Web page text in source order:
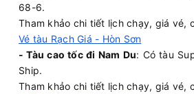
68-6.
Tham khảo chi tiết lịch chạy, giá vé,
Vé tàu Rạch Giá - Hòn Sơn
- Tàu cao tốc đi Nam Du: Có tàu
Ship.
Tham khảo chi tiết lịch chạy, giá vé,